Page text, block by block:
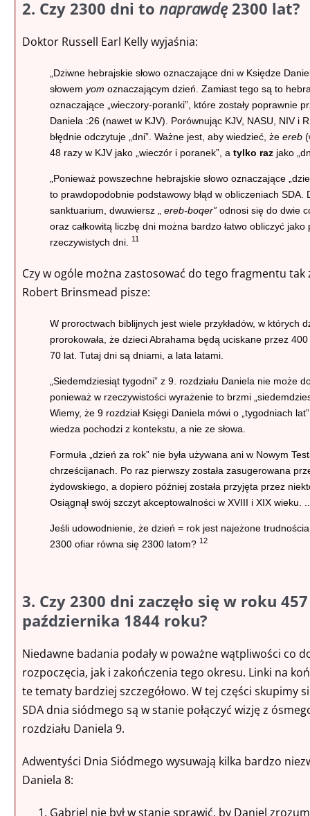
2. Czy 2300 dni to naprawdę2300 lat?
Doktor Russell Earl Kelly wyjaśnia:
„Dziwne hebrajskie słowo oznaczające dni w Księdze
słowem yom oznaczającym dzień. Zamiast tego są to
oznaczające „wieczory-poranki”, które zostały poprawnie
Daniela :26 (nawet w KJV). Porównując KJV, NASU, NIV i
błędnie odczytuje „dni”. Ważne jest, aby wiedzieć, że ereb
48 razy w KJV jako „wieczór i poranek”, a tylko razjako
„Ponieważ powszechne hebrajskie słowo oznaczające
to prawdopodobnie podstawowy błąd w obliczeniach
sanktuarium, dwuwiersz „ ereb-boqer”odnosi się do dwie
oraz całkowitą liczbę dni można bardzo łatwo obliczyć jako
rzeczywistych dni.
11
Czy w ogóle można zastosować do tego fragmentu
Robert Brinsmead pisze:
W proroctwach biblijnych jest wiele przykładów, w których
prorokowała, że dzieci Abrahama będą uciskane przez
70 lat. Tutaj dni są dniami, a lata latami.
„Siedemdziesiąt tygodni” z 9. rozdziału Daniela nie może
ponieważ w rzeczywistości wyrażenie to brzmi
Wiemy, że 9 rozdział Księgi Daniela mówi o „tygodniach
wiedza pochodzi z kontekstu, a nie ze słowa.
Formuła „dzień za rok” nie była używana ani w Nowym
chrześcijanach. Po raz pierwszy została zasugerowana
żydowskiego, a dopiero później została przyjęta przez
Osiągnął swój szczyt akceptowalności w XVIII i XIX wieku.
Jeśli udowodnienie, że dzień = rok jest najeżone
2300 ofiar równa się 2300 latom? 12
3. Czy 2300 dni zaczęło się w roku
października 1844 roku?
Niedawne badania podały w poważne wątpliwości co
rozpoczęcia, jak i zakończenia tego okresu. Linki na
te tematy bardziej szczegółowo. W tej części skupimy
SDA dnia siódmego są w stanie połączyć wizję z
rozdziału Daniela 9.
Adwentyści Dnia Siódmego wysuwają kilka bardzo
Daniela 8:
Gabriel nie był w stanie sprawić, by Daniel